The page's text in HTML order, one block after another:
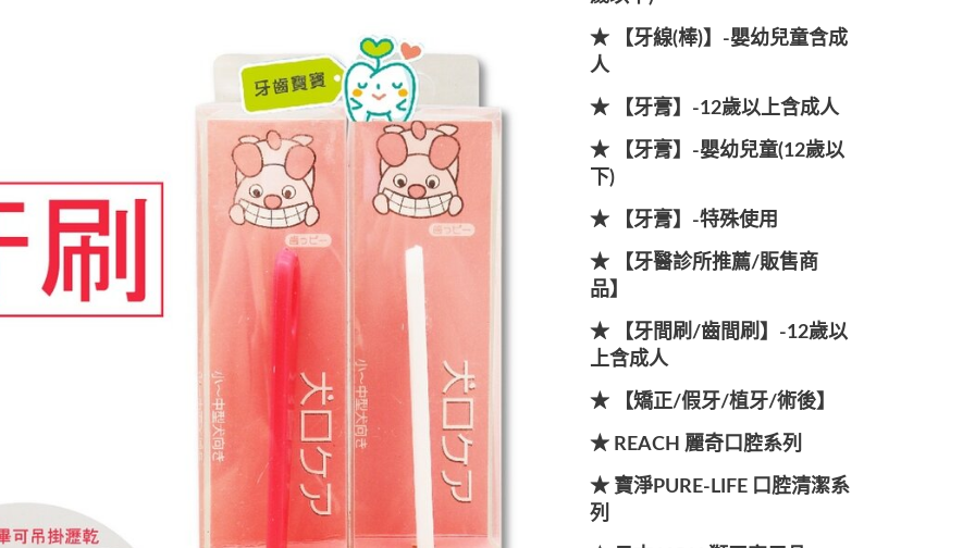
★ 【牙線(棒)】-嬰幼兒童含成
人
★ 【牙膏】-12歲以上含成人
★ 【牙膏】-嬰幼兒童(12歲以
下)
★ 【牙膏】-特殊使用
★ 【牙醫診所推薦/販售商
品】
★ 【牙間刷/齒間刷】-12歲以
上含成人
★ 【矯正/假牙/植牙/術後】
★ REACH 麗奇口腔系列
★ 寶淨PURE-LIFE 口腔清潔系
列